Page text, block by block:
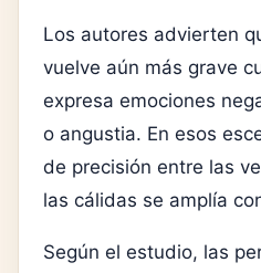
Los autores advierten
vuelve aún más grave
expresa emociones
o angustia. En esos
de precisión entre las
las cálidas se amplía
Según el estudio, las